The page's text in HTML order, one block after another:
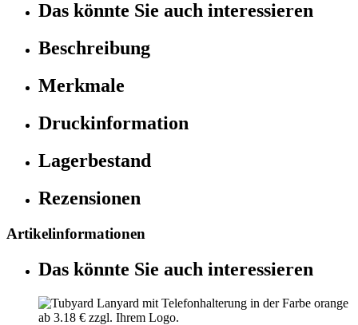
Das könnte Sie auch interessieren
Beschreibung
Merkmale
Druckinformation
Lagerbestand
Rezensionen
Artikelinformationen
Das könnte Sie auch interessieren